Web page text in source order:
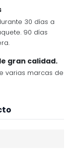
30 días a
90 días
gran calidad.
varias marcas de